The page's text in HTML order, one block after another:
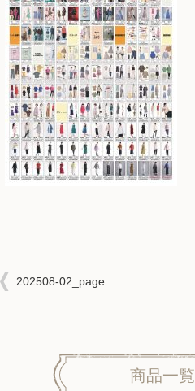
202508-02_page
商品一覧